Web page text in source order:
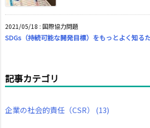
2021/05/18 : 国際協力問題
SDGs（持続可能な開発目標）をもっとよく知る
記事カテゴリ
企業の社会的責任（CSR） (13)